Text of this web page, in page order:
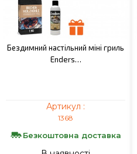
Бездимний настільний міні гриль
Enders…
Артикул :
1368
Безкоштовна доставка